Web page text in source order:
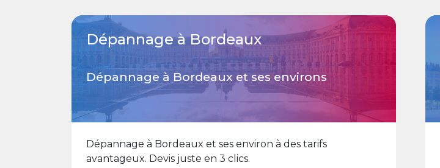
Dépannage à Bordeaux
Dépannage à Bordeaux et ses environs
Dépannage à Bordeaux et ses environ à des tarifs
avantageux. Devis juste en 3 clics.